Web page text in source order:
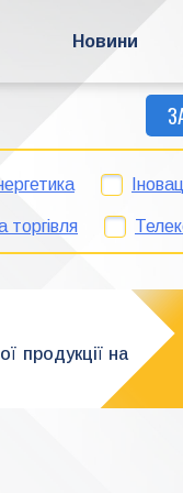
Новини
торгівля
продукції на